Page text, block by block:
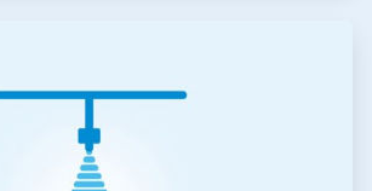
5